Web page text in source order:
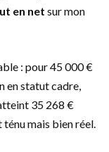
en net sur mon
: pour 45 000 €
en statut cadre,
35 268 €
ténu mais bien réel.